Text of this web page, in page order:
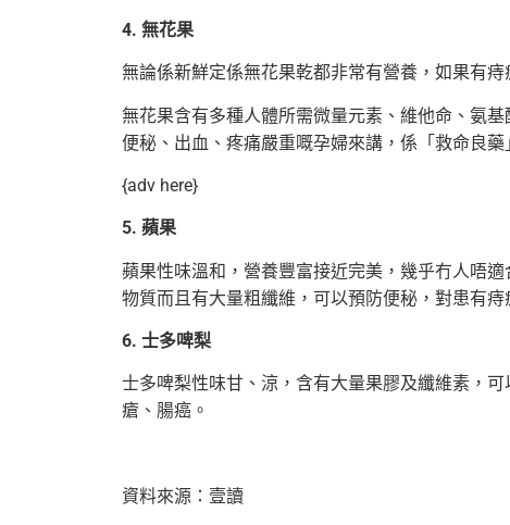
4. 無花果
無論係新鮮定係無花果乾都非常有營養，如果有痔
無花果含有多種人體所需微量元素、維他命、氨
便秘、出血、疼痛嚴重嘅孕婦來講，係「救命良藥
{adv here}
5. 蘋果
蘋果性味溫和，營養豐富接近完美，幾乎冇人唔
物質而且有大量粗纖維，可以預防便秘，對患有
6. 士多啤梨
士多啤梨性味甘、涼，含有大量果膠及纖維素，
瘡、腸癌。
資料來源：壹讀